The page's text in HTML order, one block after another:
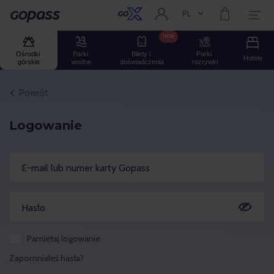
Gopass Aktualny język:
PL
Ośrodki
górskie
Parki
wodne
Bilety i
doświadczenia
NEW
Parki
rozrywki
Hotele
Powrót
Logowanie
E-mail lub numer karty Gopass
Hasło
Pamiętaj logowanie
Zapomniałeś hasła?